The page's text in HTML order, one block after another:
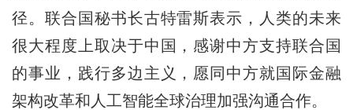
径。联合国秘书长古特雷斯表示，人类的未来
很大程度上取决于中国，感谢中方支持联合国
的事业，践行多边主义，愿同中方就国际金融
架构改革和人工智能全球治理加强沟通合作。